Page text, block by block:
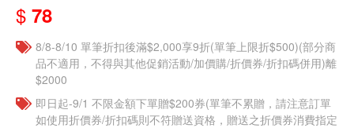
$ 78
8/8-8/10 單筆折扣後滿$2,000享9折(單筆上限折$500)(部分商
品不適用，不得與其他促銷活動/加價購/折價券/折扣碼併用)離
$2000
即日起-9/1 不限金額下單贈$200券(單筆不累贈，請注意訂單
如使用折價券/折扣碼則不符贈送資格，贈送之折價券消費指定